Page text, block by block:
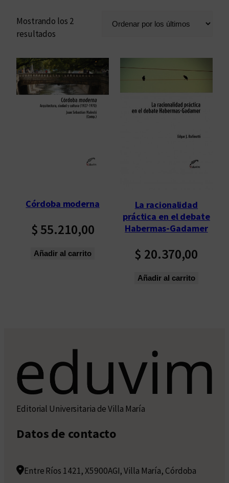
Mostrando los 2
resultados
d
e
n
d
s
i
Córdoba moderna
$55.210,00
Añadir al carrito
La racionalidad
práctica en el debate
Habermas-Gadamer
$ 20.370,00
Añadir al carrito
Editorial Universitaria de Villa María
Datos de contacto
Entre Ríos 1421, X5900AGI, Villa María, Córdoba